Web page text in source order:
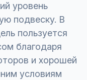
уровень
подвеску. В
пользуется
благодаря
и хорошей
условиям